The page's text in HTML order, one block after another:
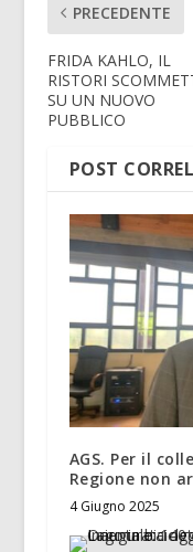
PRECEDENTE
FRIDA KAHLO, IL
RISTORI
SU UN NUOVO
PUBBLICO
POST
AGS. Per il
Regione non
4 Giugno 2025